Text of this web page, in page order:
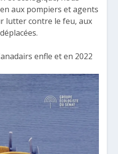
aux pompiers et agents
lutter contre le feu, aux
enfle et en 2022